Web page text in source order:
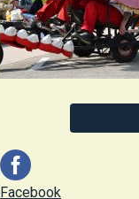
Facebook